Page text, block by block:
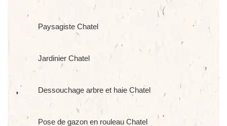
Paysagiste Chatel
Jardinier Chatel
Dessouchage arbre et haie Chatel
Pose de gazon en rouleau Chatel